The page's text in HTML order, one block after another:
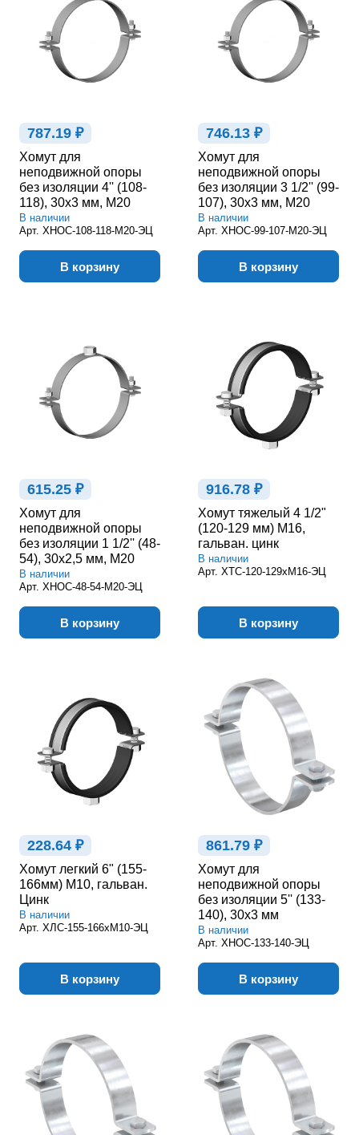
787.19 ₽
Хомут для
неподвижной опоры
без изоляции 4'' (108-
118), 30х3 мм, М20
В наличии
Арт. ХНОС-108-118-М20-ЭЦ
В корзину
746.13 ₽
Хомут для
неподвижной опоры
без изоляции 3 1/2'' (99-
107), 30х3 мм, М20
В наличии
Арт. ХНОС-99-107-М20-ЭЦ
В корзину
615.25 ₽
Хомут для
неподвижной опоры
без изоляции 1 1/2'' (48-
54), 30х2,5 мм, М20
В наличии
Арт. ХНОС-48-54-М20-ЭЦ
В корзину
916.78 ₽
Хомут тяжелый 4 1/2"
(120-129 мм) М16,
гальван. цинк
В наличии
Арт. ХТС-120-129хМ16-ЭЦ
В корзину
228.64 ₽
Хомут легкий 6" (155-
166мм) М10, гальван.
Цинк
В наличии
Арт. ХЛС-155-166хМ10-ЭЦ
В корзину
861.79 ₽
Хомут для
неподвижной опоры
без изоляции 5'' (133-
140), 30х3 мм
В наличии
Арт. ХНОС-133-140-ЭЦ
В корзину